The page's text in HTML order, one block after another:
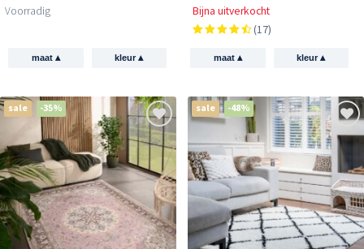
Voorradig
maat ▴ kleur▴
Bijna uitverkocht
(17)
maat ▴ kleur▴
sale -35% sale -48%